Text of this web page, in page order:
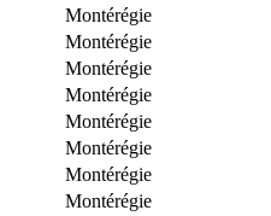
Montérégie
Montérégie
Montérégie
Montérégie
Montérégie
Montérégie
Montérégie
Montérégie